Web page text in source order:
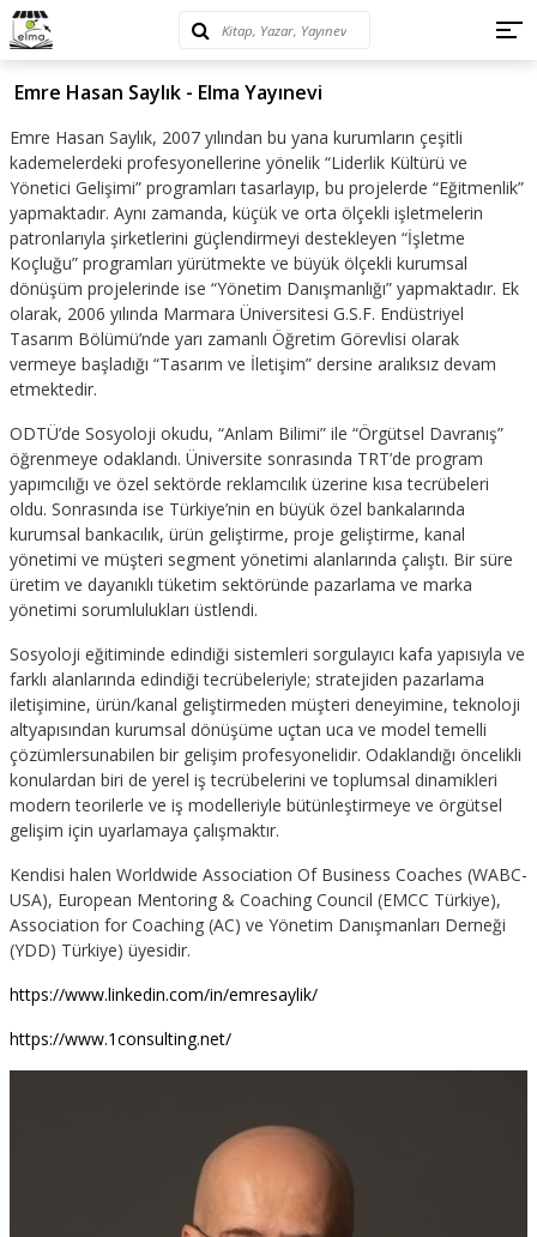
Emre Hasan Saylık - Elma Yayınevi
Emre Hasan Saylık, 2007 yılından bu yana kurumların çeşitli
kademelerdeki profesyonellerine yönelik “Liderlik Kültürü ve
Yönetici Gelişimi” programları tasarlayıp, bu projelerde “Eğitmenlik”
yapmaktadır. Aynı zamanda, küçük ve orta ölçekli işletmelerin
patronlarıyla şirketlerini güçlendirmeyi destekleyen “İşletme
Koçluğu” programları yürütmekte ve büyük ölçekli kurumsal
dönüşüm projelerinde ise “Yönetim Danışmanlığı” yapmaktadır. Ek
olarak, 2006 yılında Marmara Üniversitesi G.S.F. Endüstriyel
Tasarım Bölümü’nde yarı zamanlı Öğretim Görevlisi olarak
vermeye başladığı “Tasarım ve İletişim” dersine aralıksız devam
etmektedir.
ODTÜ’de Sosyoloji okudu, “Anlam Bilimi” ile “Örgütsel Davranış”
öğrenmeye odaklandı. Üniversite sonrasında TRT’de program
yapımcılığı ve özel sektörde reklamcılık üzerine kısa tecrübeleri
oldu. Sonrasında ise Türkiye’nin en büyük özel bankalarında
kurumsal bankacılık, ürün geliştirme, proje geliştirme, kanal
yönetimi ve müşteri segment yönetimi alanlarında çalıştı. Bir süre
üretim ve dayanıklı tüketim sektöründe pazarlama ve marka
yönetimi sorumlulukları üstlendi.
Sosyoloji eğitiminde edindiği sistemleri sorgulayıcı kafa yapısıyla ve
farklı alanlarında edindiği tecrübeleriyle; stratejiden pazarlama
iletişimine, ürün/kanal geliştirmeden müşteri deneyimine, teknoloji
altyapısından kurumsal dönüşüme uçtan uca ve model temelli
çözümlersunabilen bir gelişim profesyonelidir. Odaklandığı öncelikli
konulardan biri de yerel iş tecrübelerini ve toplumsal dinamikleri
modern teorilerle ve iş modelleriyle bütünleştirmeye ve örgütsel
gelişim için uyarlamaya çalışmaktır.
Kendisi halen Worldwide Association Of Business Coaches (WABC-
USA), European Mentoring & Coaching Council (EMCC Türkiye),
Association for Coaching (AC) ve Yönetim Danışmanları Derneği
(YDD) Türkiye) üyesidir.
https://www.linkedin.com/in/emresaylik/
https://www.1consulting.net/